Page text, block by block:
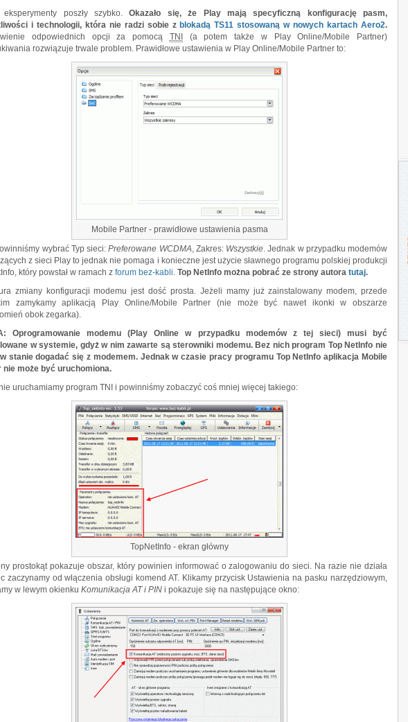
eksperymenty poszły szybko.Okazało się, że Play mają specyficzną konfigurację pasm,
i technologii, która nie radzi sobie z blokadą TS11 stosowaną w nowych kartach Aero2.
odpowiednich opcji za pomocą TNI
(a potem także w Play Online/Mobile Partner)
rozwiązuje trwale problem. Prawidłowe ustawienia w Play Online/Mobile Partner to:
Mobile Partner - prawidłowe ustawienia pasma
wybrać Typ sieci:Preferowane WCDMA, Zakres: Wszystkie. Jednak w przypadku modemów
z sieci Play to jednak nie pomaga i konieczne jest użycie sławnego programu polskiej produkcji
który powstał w ramach z forum bez-kabli. Top NetInfo można pobrać ze strony autora tutaj.
zmiany konfiguracji modemu jest dość prosta. Jeżeli mamy już zainstalowany modem, przede
zamykamy aplikacją Play Online/Mobile Partner (nie może być nawet ikonki w obszarze
obok zegarka).
Oprogramowanie modemu (Play Online w przypadku modemów z tej sieci) musi być
w systemie, gdyż w nim zawarte są sterowniki modemu. Bez nich program Top NetInfo nie
stanie dogadać się z modemem. Jednak w czasie pracy programu Top NetInfo aplikacja Mobile
nie może być uruchomiona.
uruchamiamy program TNI i powinniśmy zobaczyć coś mniej więcej takiego:
TopNetInfo - ekran główny
prostokąt pokazuje obszar, który powinien informować o zalogowaniu do sieci. Na razie nie działa
zaczynamy od włączenia obsługi komend AT. Klikamy przycisk Ustawienia na pasku narzędziowym,
w lewym okienku Komunikacja AT i PIN i pokazuje się na następujące okno: